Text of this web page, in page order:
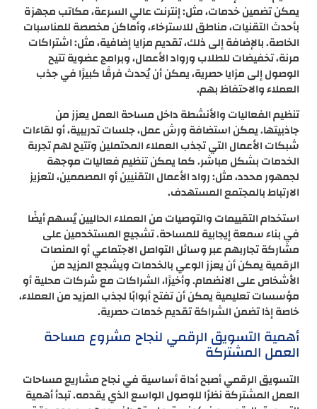
يمكن تضمين خدمات، مثل: إنترنت عالي السرعة، مكاتب مجهزة
بأحدث التقنيات، مناطق للاسترخاء، وأماكن مخصصة للمناسبات
الخاصة. بالإضافة إلى ذلك، تقديم مزايا إضافية، مثل: اشتراكات
مرنة، تخفيضات للطلاب ورواد الأعمال، وبرامج عضوية تتيح
الوصول إلى مزايا حصرية، يمكن أن يُحدث فرقًا كبيرًا في جذب
العملاء والاحتفاظ بهم.
تنظيم الفعاليات والأنشطة داخل مساحة العمل يعزز من
جاذبيتها. يمكن استضافة ورش عمل، جلسات تدريبية، أو لقاءات
شبكات الأعمال التي تجذب العملاء المحتملين وتتيح لهم تجربة
الخدمات بشكل مباشر. كما يمكن تنظيم فعاليات موجهة
لجمهور محدد، مثل: رواد الأعمال التقنيين أو المصممين، لتعزيز
الارتباط بالمجتمع المستهدف.
استخدام التقييمات والتوصيات من العملاء الحاليين يُسهم أيضًا
في بناء سمعة إيجابية للمساحة. تشجيع المستخدمين على
مشاركة تجاربهم عبر وسائل التواصل الاجتماعي أو المنصات
الرقمية يمكن أن يعزز الوعي بالخدمات ويشجع المزيد من
الأشخاص على الانضمام. وأخيرًا، الشراكات مع شركات محلية أو
مؤسسات تعليمية يمكن أن تفتح أبوابًا لجذب المزيد من العملاء،
خاصة إذا تضمن الشراكة تقديم خدمات حصرية.
أهمية التسويق الرقمي لنجاح مشروع مساحة
العمل المشتركة
التسويق الرقمي أصبح أداة أساسية في نجاح مشاريع مساحات
العمل المشتركة نظرًا للوصول الواسع الذي يقدمه. تبدأ أهمية